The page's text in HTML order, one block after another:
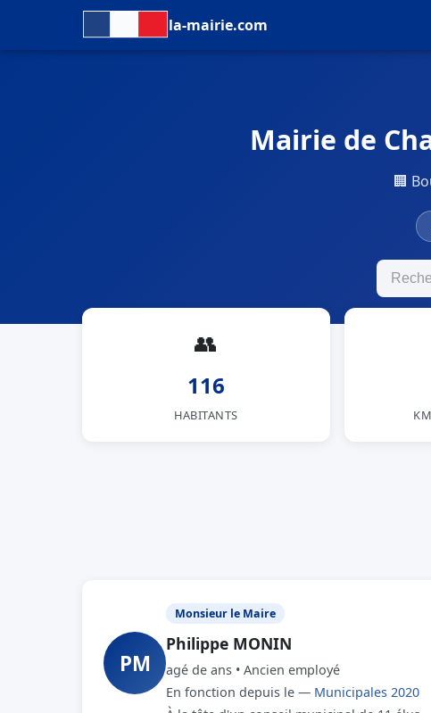
la-mairie.com
Mairie de
🏢
👥
116
HABITANTS
PM
Monsieur le Maire
Philippe MONIN
agé de ans • Ancien employé
En fonction depuis le — Municipales 2020